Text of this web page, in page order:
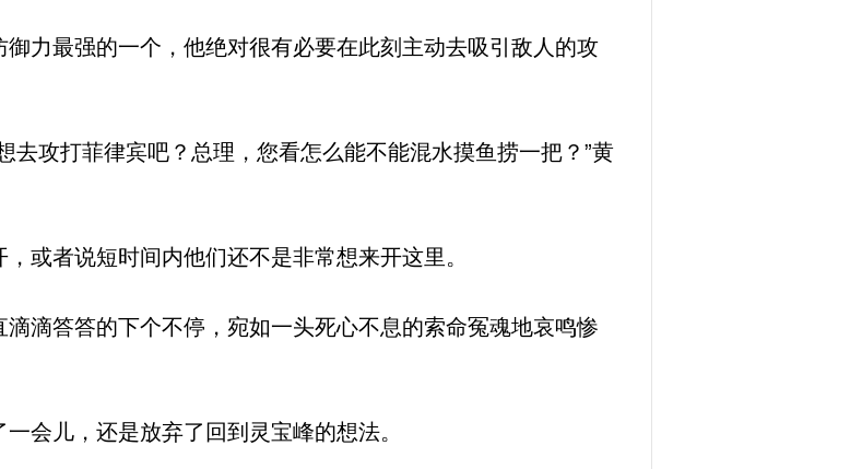
力最强的一个，他绝对很有必要在此刻主动去吸引敌人的攻
攻打菲律宾吧？总理，您看怎么能不能混水摸鱼捞一把？”黄
或者说短时间内他们还不是非常想来开这里。
滴答答的下个不停，宛如一头死心不息的索命冤魂地哀鸣惨
会儿，还是放弃了回到灵宝峰的想法。